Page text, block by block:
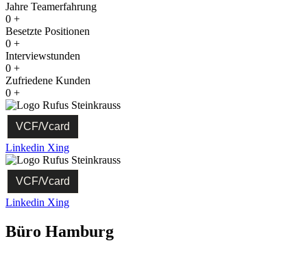
Jahre Teamerfahrung
0 +
Besetzte Positionen
0 +
Interviewstunden
0 +
Zufriedene Kunden
0 +
VCF/Vcard
Linkedin Xing
VCF/Vcard
Linkedin Xing
Büro Hamburg